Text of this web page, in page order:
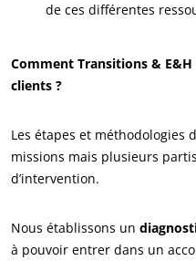
de ces différentes
Comment Transitions &
clients ?
Les étapes et méthodologies
missions mais plusieurs
d’intervention.
Nous établissons un
à pouvoir entrer dans un